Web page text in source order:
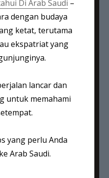
Di Arab Saudi –
dengan budaya
ketat, terutama
ekspatriat yang
lancar dan
untuk memahami
yang perlu Anda
Arab Saudi.